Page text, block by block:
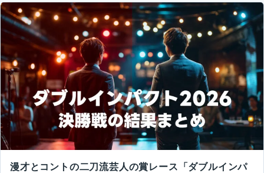
漫才とコントの二刀流芸人の賞レース「ダブルインパ